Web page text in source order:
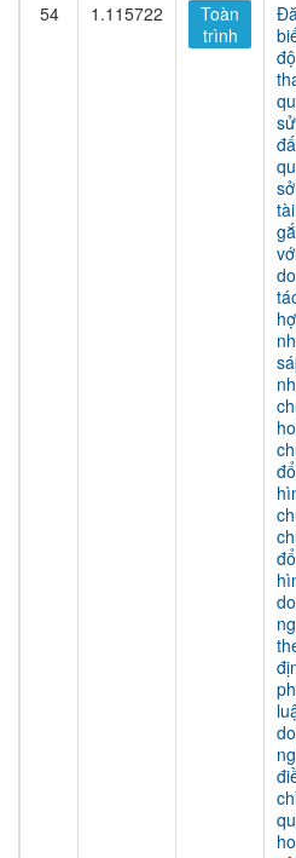
54 1.115722
Toàn
trình